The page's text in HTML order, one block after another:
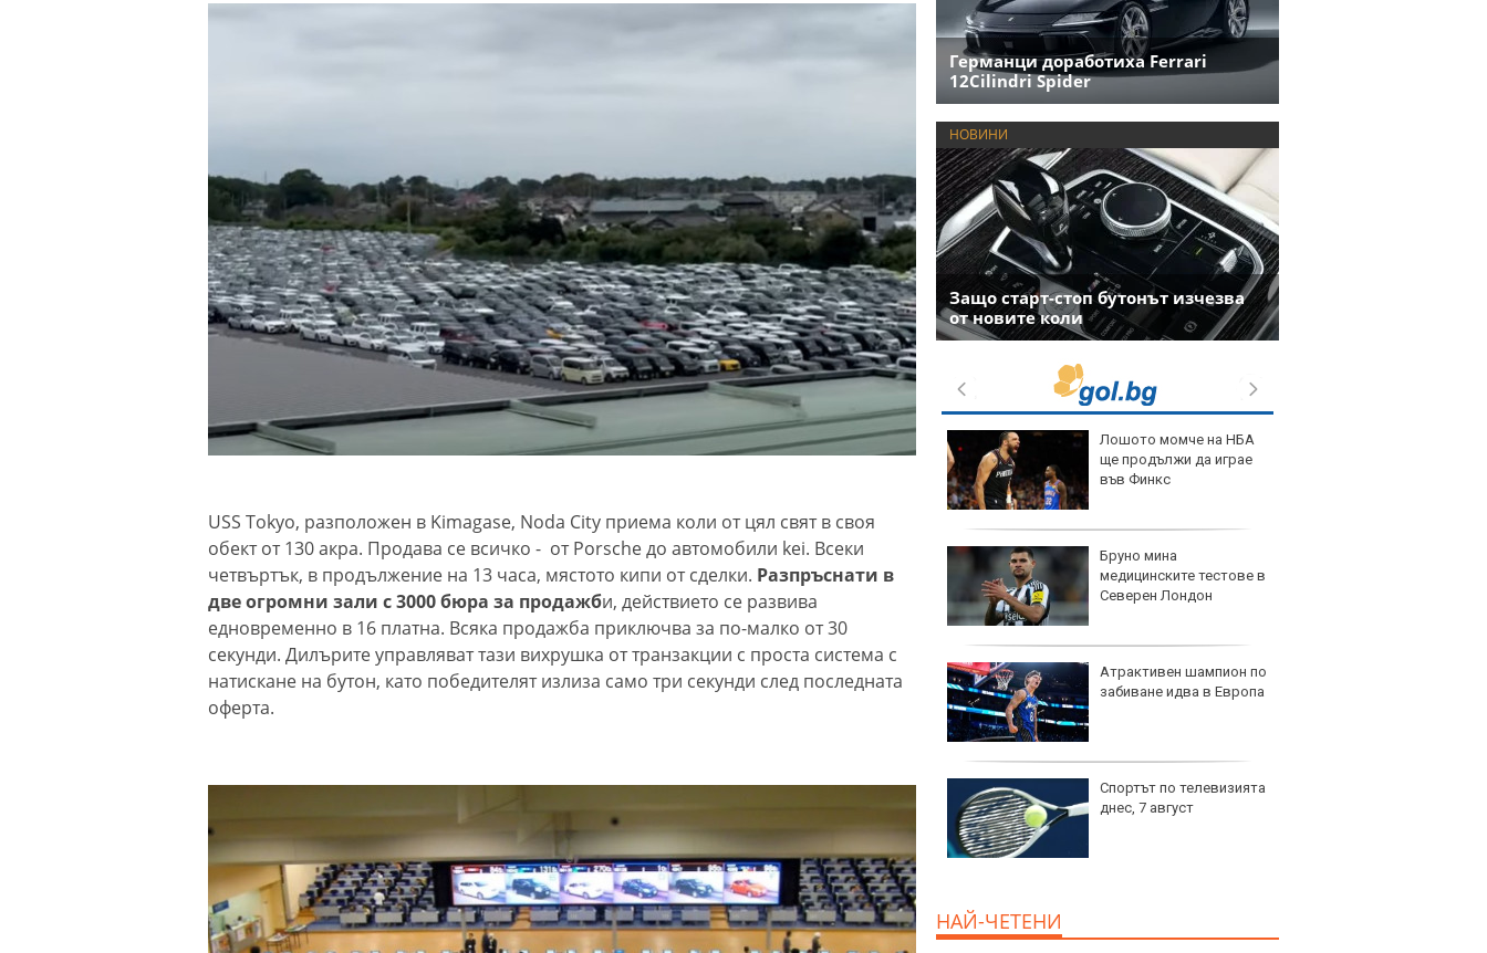
USS Tokyo, разположен в Kimagase, Noda City приема коли от цял свят в своя
обект от 130 акра. Продава се всичко - от Porsche до автомобили kei. Всеки
четвъртък, в продължение на 13 часа, мястото кипи от сделки. Разпръснати в
две огромни зали с 3000 бюра за продажби, действието се развива
едновременно в 16 платна. Всяка продажба приключва за по-малко от 30
секунди. Дилърите управляват тази вихрушка от транзакции с проста система с
натискане на бутон, като победителят излиза само три секунди след последната
оферта.
Германци доработиха Ferrari
12Cilindri Spider
НОВИНИ
Защо старт-стоп бутонът изчезва
от новите коли
преподписа с Реал
ЦСКА удари с 3:0 Макаби
като гост
Тъжна вест! Почина
голямо име в
Златото стигна до 4295
долара за унция
продава, Двустаен
апартамент, 59 m2
продава, Тристаен
апартамент, 89 m2
София, Младост 4,
250000 EUR
апартамент, 116 m2
продава, Двустаен
София, Дружба 1, 167900
дава под наем,
Двустаен апартамент,
70 m2 София,
Лошото момче на НБА
ще продължи да играе
във Финкс
Бруно мина
медицинските тестове в
Северен Лондон
Атрактивен шампион по
забиване идва в Европа
Спортът по телевизията
днес, 7 август
НАЙ-ЧЕТЕНИ